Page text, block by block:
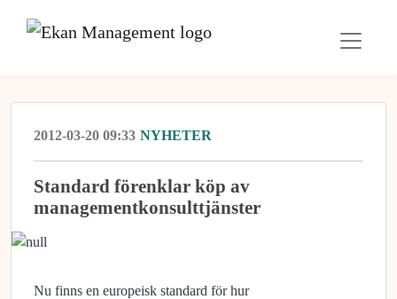
2012-03-20 09:33 NYHETER
Standard förenklar köp av
managementkonsulttjänster
Nu finns en europeisk standard för hur